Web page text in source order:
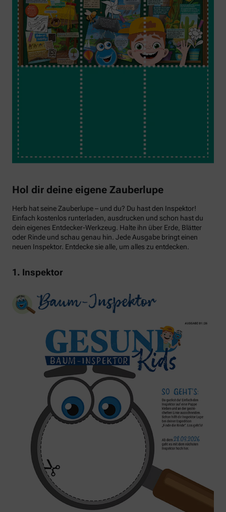
Hol dir deine eigene Zauberlupe
Herb hat seine Zauberlupe – und du? Du hast den Inspektor!
Einfach kostenlos runterladen, ausdrucken und schon hast du
dein eigenes Entdecker-Werkzeug. Halte ihn über Erde, Blätter
oder Rinde und schau genau hin. Jede Ausgabe bringt einen
neuen Inspektor. Entdecke sie alle, um alles zu entdecken.
1. Inspektor